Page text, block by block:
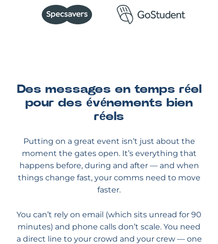
Des messages en temps réel
pour des événements bien
réels
Putting on a great event isn’t just about the
moment the gates open. It’s everything that
happens before, during and after — and when
things change fast, your comms need to move
faster.
You can’t rely on email (which sits unread for 90
minutes) and phone calls don’t scale. You need
a direct line to your crowd and your crew — one